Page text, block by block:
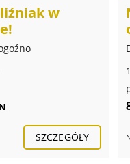
w
SZCZEGÓŁY